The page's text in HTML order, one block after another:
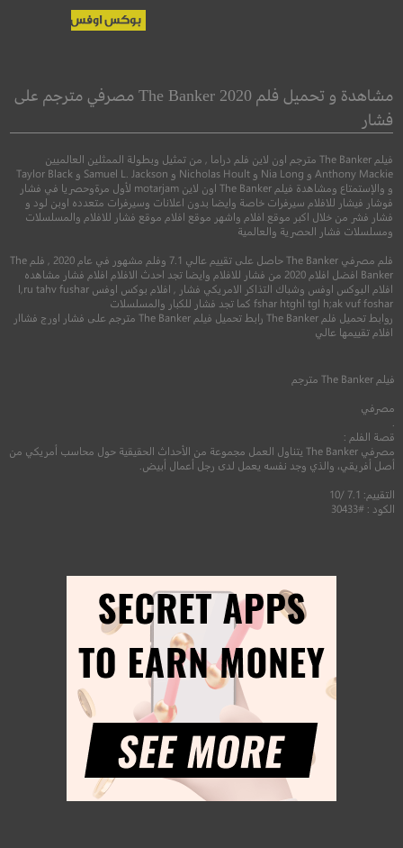
صدى البومرز
5.8
اللاعب الأول
8.0
مشاهدة و تحميل فلم The Banker 2020 مصرفي مترجم على
فشار
فيلم The Banker مترجم اون لاين فلم دراما , من تمثيل وبطولة الممثلين العالميين
Anthony Mackie و Nia Long و Nicholas Hoult و Samuel L. Jackson و Taylor Black
و والإستمتاع ومشاهدة فيلم The Banker اون لاين motarjam لأول مرةوحصريا في فشار
فوشار فيشار للافلام سيرفرات خاصة وايضا بدون اعلانات وسيرفرات متعدده اوبن لود و
فشار فشر من خلال اكبر موقع افلام واشهر موقع افلام موقع فشار للافلام والمسلسلات
ومسلسلات فشار الحصرية والعالمية
فلم مصرفي The Banker حاصل على تقييم عالي 7.1 وفلم مشهور في عام 2020 , فلم The
Banker افضل افلام 2020 من فشار للافلام وايضا تجد احدث الافلام افلام فشار مشاهده
افلام البوكس اوفس وشباك التذاكر الامريكي فشار , افلام بوكس اوفس l,ru tahv fushar
fshar htghl tgl h;ak vuf foshar كما تجد فشار للكبار والمسلسلات
روابط تحميل فلم The Banker رابط تحميل فيلم The Banker مترجم على فشار اورج فشاار
افلام تقييمها عالي
فيلم The Bankerمترجم
مصرفي
قصة الفلم :
مصرفي The Banker يتناول العمل مجموعة من الأحداث الحقيقية حول محاسب أمريكي من
أصل أفريقي، والذي وجد نفسه يعمل لدى رجل أعمال أبيض.
التقييم: 7.1 /10
الكود : #30433